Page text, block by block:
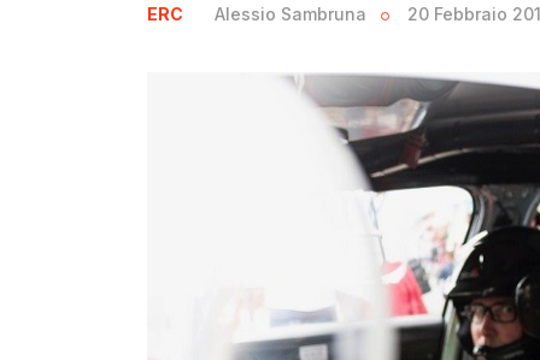
ERC Alessio Sambruna 20 Febbraio